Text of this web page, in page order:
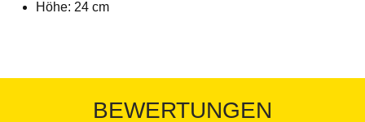
Höhe: 24 cm
BEWERTUNGEN